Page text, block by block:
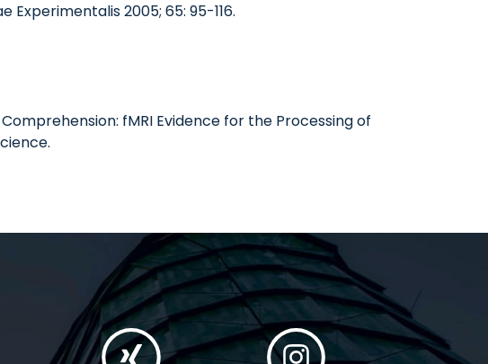
2005; 65: 95-116.
fMRI Evidence for the Processing of